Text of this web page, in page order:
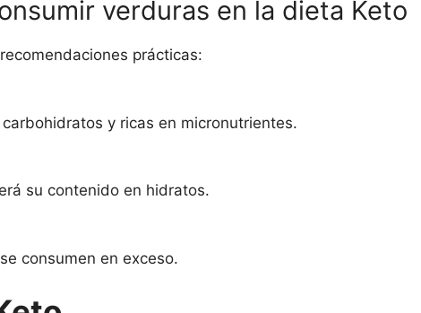
verduras en la dieta Keto
prácticas:
y ricas en micronutrientes.
su contenido en hidratos.
consumen en exceso.